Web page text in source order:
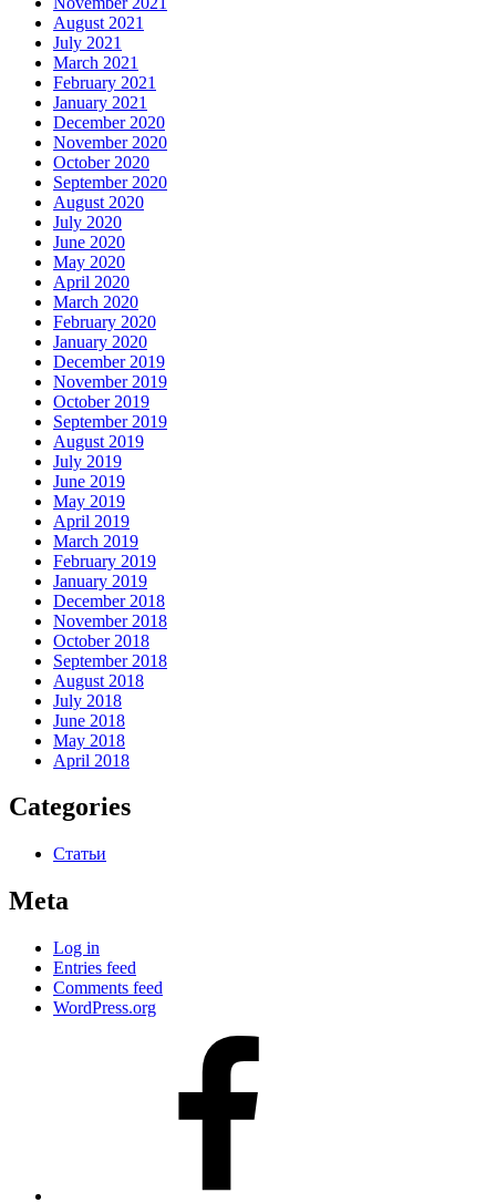
August 2021
July 2021
March 2021
February 2021
January 2021
December 2020
November 2020
October 2020
September 2020
August 2020
July 2020
June 2020
May 2020
April 2020
March 2020
February 2020
January 2020
December 2019
November 2019
October 2019
September 2019
August 2019
July 2019
June 2019
May 2019
April 2019
March 2019
February 2019
January 2019
December 2018
November 2018
October 2018
September 2018
August 2018
July 2018
June 2018
May 2018
April 2018
Categories
Статьи
Meta
Log in
Entries feed
Comments feed
WordPress.org